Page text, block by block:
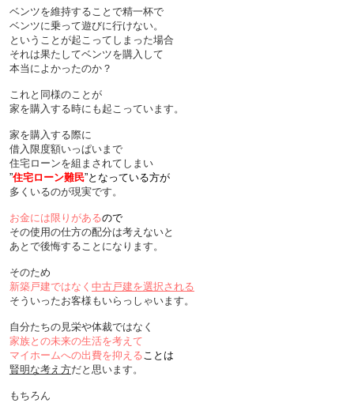
ベンツを維持することで精一杯で
ベンツに乗って遊びに行けない。
ということが起こってしまった場合
それは果たしてベンツを購入して
本当によかったのか？
これと同様のことが
家を購入する時にも起こっています。
家を購入する際に
借入限度額いっぱいまで
住宅ローンを組まされてしまい
”住宅ローン難民”となっている方が
多くいるのが現実です。
お金には限りがあるので
その使用の仕方の配分は考えないと
あとで後悔することになります。
そのため
新築戸建ではなく 中古戸建を選択される
そういったお客様もいらっしゃいます。
自分たちの見栄や体裁ではなく
家族との未来の生活を考えて
マイホームへの出費を抑えることは
賢明な考え方だと思います。
もちろん